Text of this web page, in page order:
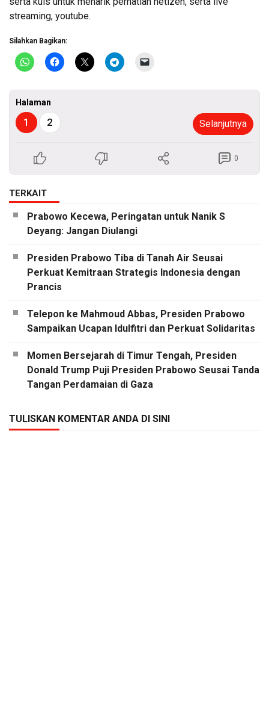
streaming, youtube.
Silahkan Bagikan:
Halaman
1 2 Selanjutnya
0
TERKAIT
Prabowo Kecewa, Peringatan untuk Nanik S
Deyang: Jangan Diulangi
Presiden Prabowo Tiba di Tanah Air Seusai
Perkuat Kemitraan Strategis Indonesia dengan
Prancis
Telepon ke Mahmoud Abbas, Presiden Prabowo
Sampaikan Ucapan Idulfitri dan Perkuat Solidaritas
Momen Bersejarah di Timur Tengah, Presiden
Donald Trump Puji Presiden Prabowo Seusai Tanda
Tangan Perdamaian di Gaza
TULISKAN KOMENTAR ANDA DI SINI